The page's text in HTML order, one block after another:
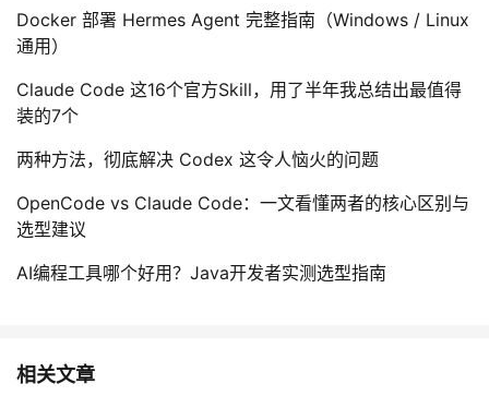
Docker 部署 Hermes Agent 完整指南（Windows / Linux
通用）
Claude Code 这16个官方Skill，用了半年我总结出最值得
装的7个
两种方法，彻底解决 Codex 这令人恼火的问题
OpenCode vs Claude Code：一文看懂两者的核心区别与
选型建议
AI编程工具哪个好用？Java开发者实测选型指南
相关文章